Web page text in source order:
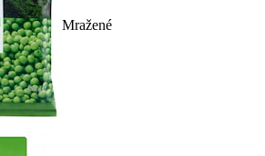
Mražené